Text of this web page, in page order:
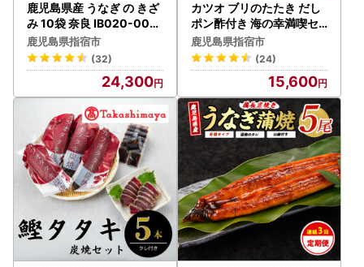
鹿児島県産 うなぎ の きざ
み 10袋 奈良 IB020-004
うなぎ
鹿児島県指宿市
(32)
24,300
カツオ ブリのたたき だし
ポン酢付き 海の幸満喫セ
ット 指宿食品 IB026-001
かつお 鰹
鹿児島県指宿市
(24)
15,600